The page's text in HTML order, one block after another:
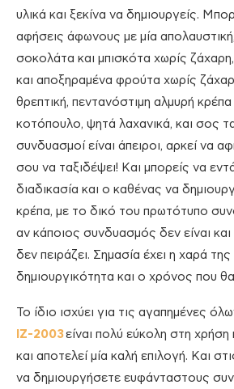
υλικά και ξεκίνα να δημιουργείς.
αφήσεις άφωνους με μία
σοκολάτα και μπισκότα χωρίς
και αποξηραμένα φρούτα χωρίς
θρεπτική, πεντανόστιμη αλμυρή
κοτόπουλο, ψητά λαχανικά, και σος
συνδυασμοί είναι άπειροι, αρκεί να
σου να ταξιδέψει! Και μπορείς να
διαδικασία και ο καθένας να
κρέπα, με το δικό του πρωτότυπο
αν κάποιος συνδυασμός δεν είναι
δεν πειράζει. Σημασία έχει η χαρά της
δημιουργικότητα και ο χρόνος που
Το ίδιο ισχύει για τις αγαπημένες
IZ-2003είναι πολύ εύκολη στη
και αποτελεί μία καλή επιλογή. Και
να δημιουργήσετε ευφάνταστους